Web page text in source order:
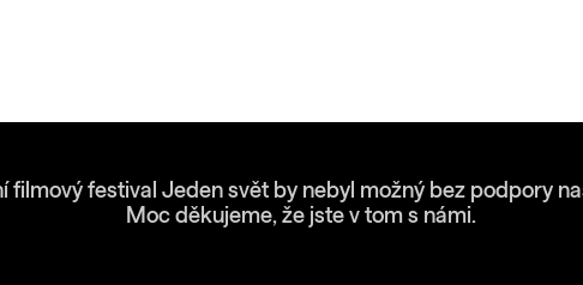
filmový festival Jeden svět by nebyl možný bez podpory
Moc děkujeme, že jste v tom s námi.